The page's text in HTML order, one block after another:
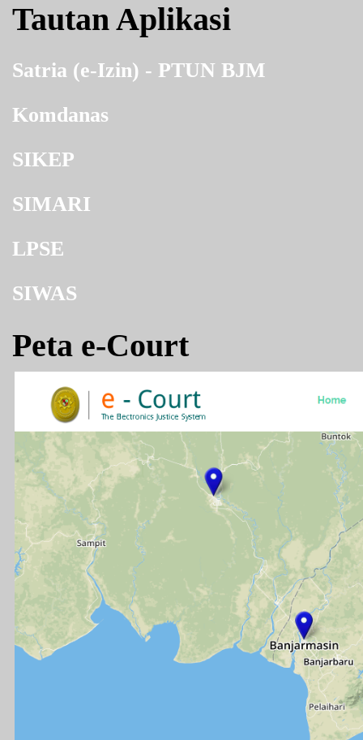
Tautan Aplikasi
Satria (e-Izin) - PTUN BJM
Komdanas
SIKEP
SIMARI
LPSE
SIWAS
Peta e-Court